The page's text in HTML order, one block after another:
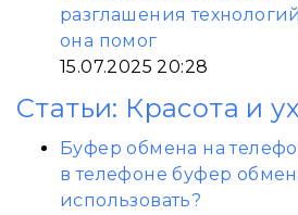
разглашения
она помог
15.07.2025 20:28
Статьи: Красота и
Буфер обмена на
в телефоне буфер
использовать?